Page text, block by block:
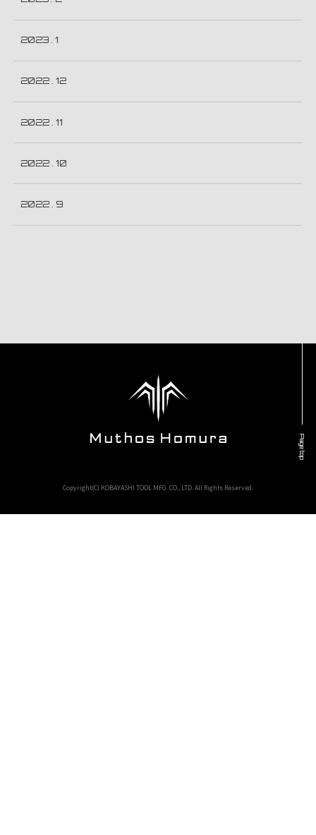
2023 . 1
2022 . 12
2022 . 11
2022 . 10
2022 . 9
Copyright(C) KOBAYASHI TOOL MFG. CO., LTD. All Rights Reserved.
Page top